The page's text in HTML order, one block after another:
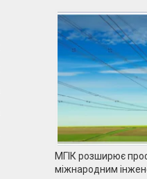
МГІК розширює
міжнародним